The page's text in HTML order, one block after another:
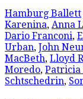
Hamburg Ballett
Karenina, Anna
Dario Franconi,
Urban, John
MacBeth, Lloyd
Moredo, Patricia
Schtschedrin,